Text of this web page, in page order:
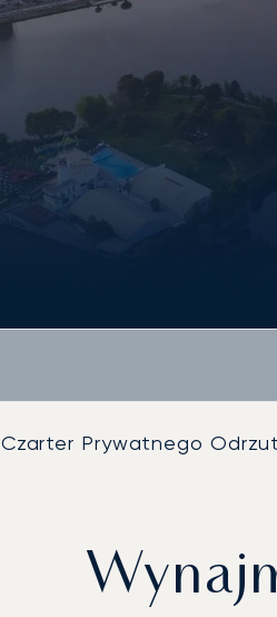
Czarter Prywatnego